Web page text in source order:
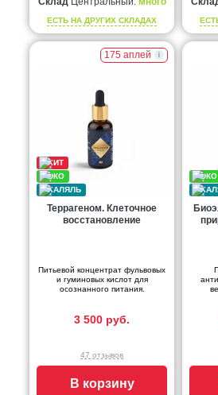
ЕСТЬ НА ДРУГИХ СКЛАДАХ
175 аплей
Террагеном. Клеточное
восстановление
Питьевой концентрат фульвовых
и гуминовых кислот для
осознанного питания.
3 500 руб.
47 отзывов
В корзину